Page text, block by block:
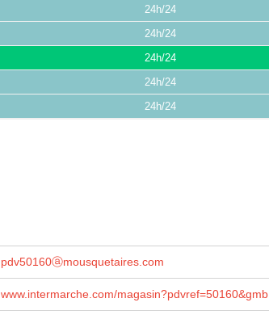
24h/24
24h/24
24h/24
24h/24
24h/24
pdv50160ⓐmousquetaires.com
www.intermarche.com/magasin?pdvref=50160&gmb